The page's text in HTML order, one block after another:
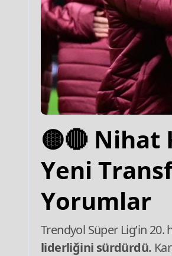
🟡🔴 Nihat
Yeni
Yorumlar
Trendyol Süper Lig’in 20.
liderliğini sürdürdü.